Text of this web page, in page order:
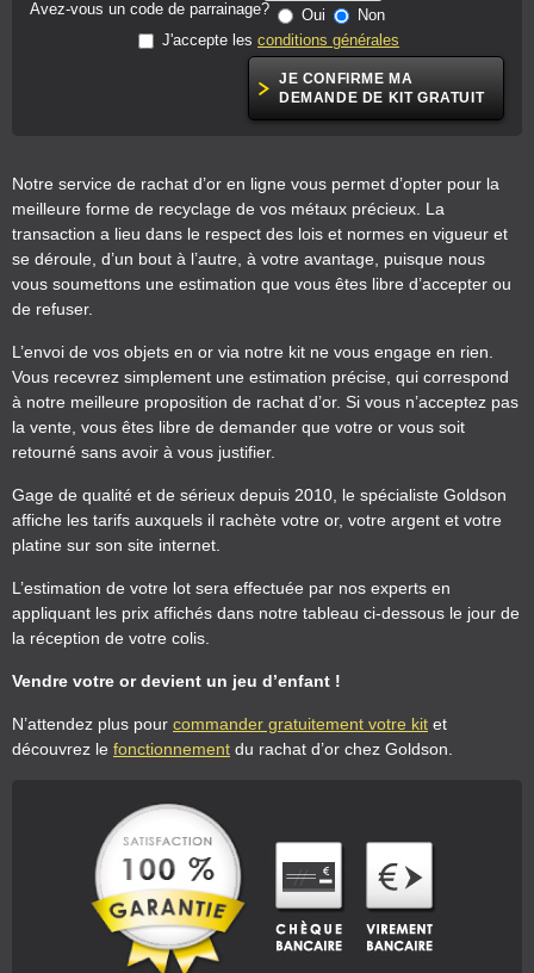
Avez-vous un code de parrainage?
Oui
Non
J'accepte les conditions générales
Notre service de rachat d’or en ligne vous permet d’opter pour la
meilleure forme de recyclage de vos métaux précieux. La
transaction a lieu dans le respect des lois et normes en vigueur et
se déroule, d’un bout à l’autre, à votre avantage, puisque nous
vous soumettons une estimation que vous êtes libre d’accepter ou
de refuser.
L’envoi de vos objets en or via notre kit ne vous engage en rien.
Vous recevrez simplement une estimation précise, qui correspond
à notre meilleure proposition de rachat d’or. Si vous n’acceptez pas
la vente, vous êtes libre de demander que votre or vous soit
retourné sans avoir à vous justifier.
Gage de qualité et de sérieux depuis 2010, le spécialiste Goldson
affiche les tarifs auxquels il rachète votre or, votre argent et votre
platine sur son site internet.
L’estimation de votre lot sera effectuée par nos experts en
appliquant les prix affichés dans notre tableau ci-dessous le jour de
la réception de votre colis.
Vendre votre or devient un jeu d’enfant !
N’attendez plus pour commander gratuitement votre kit et
découvrez le fonctionnement du rachat d’or chez Goldson.